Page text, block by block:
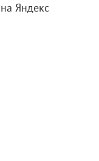
на Яндекс